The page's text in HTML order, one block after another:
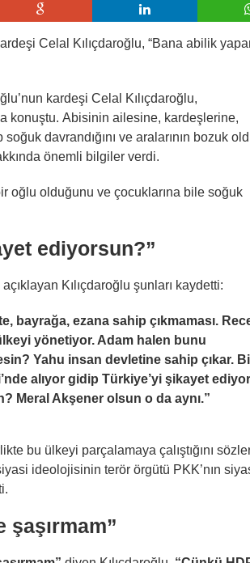
Ama Gerçek Çok Başkaydı
Yalan Söylüyor!” Diye Bağırdı… Sonra
Celal Kılıçdaroğlu, “Bana abilik
kardeşi Celal Kılıçdaroğlu,
konuştu. Abisinin ailesine, kardeşlerine,
davrandığını ve aralarının bozuk
önemli bilgiler verdi.
oğlu olduğunu ve çocuklarına bile soğuk
ediyorsun?”
Kılıçdaroğlu şunları kaydetti:
bayrağa, ezana sahip çıkmaması.
yönetiyor. Adam halen bunu
Yahu insan devletine sahip çıkar.
alıyor gidip Türkiye’yi şikayet
Meral Akşener olsun o da aynı.”
bu ülkeyi parçalamaya çalıştığını
ideolojisinin terör örgütü PKK’nın
şaşırmam”